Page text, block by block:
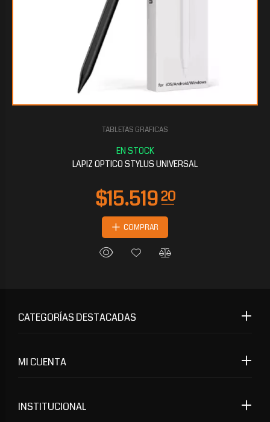
TABLETAS GRAFICAS
LAPIZ OPTICO STYLUS UNIVERSAL
COMPRAR
CATEGORÍAS DESTACADAS
MI CUENTA
INSTITUCIONAL